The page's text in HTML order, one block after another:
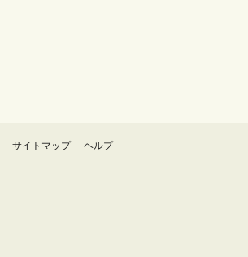
サイトマップ ヘルプ